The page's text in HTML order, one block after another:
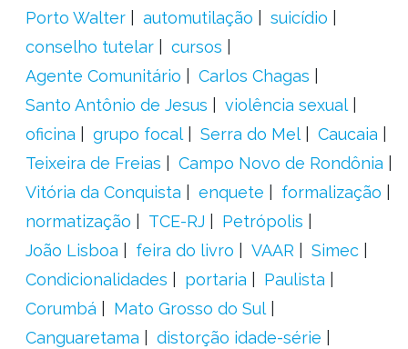
Porto Walter
automutilação
suicídio
conselho tutelar
cursos
Agente Comunitário
Carlos Chagas
Santo Antônio de Jesus
violência sexual
oficina
grupo focal Serra do Mel
Caucaia
Teixeira de Freias
Campo Novo de Rondônia
Vitória da Conquista
enquete
formalização
normatização
TCE-RJ
Petrópolis
João Lisboa
feira do livro VAAR
Simec
Condicionalidades
portaria
Paulista
Corumbá
Mato Grosso do Sul
Canguaretama
distorção idade-série